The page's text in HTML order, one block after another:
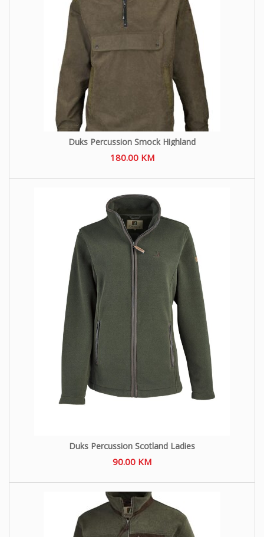
Duks Percussion Smock Highland
180.00 KM
Duks Percussion Scotland Ladies
90.00 KM